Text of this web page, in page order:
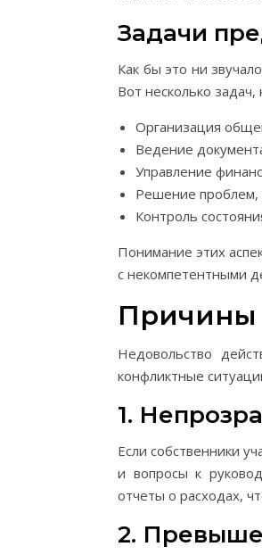
Задачи
Как бы это ни
Вот несколько
Организация
Ведение
Управление
Решение проблем,
Контроль
Понимание этих
с некомпетентными
Причины
Недовольство
конфликтные
1.
Если собственники
и вопросы к
отчеты о расходах,
2.